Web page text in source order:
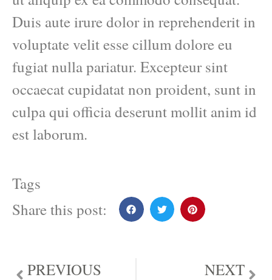
Duis aute irure dolor in reprehenderit in
voluptate velit esse cillum dolore eu
fugiat nulla pariatur. Excepteur sint
occaecat cupidatat non proident, sunt in
culpa qui officia deserunt mollit anim id
est laborum.
Tags
Share this post:
PREVIOUS NEXT